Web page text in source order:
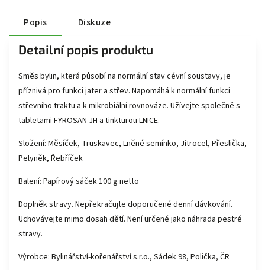
Popis Diskuze
Detailní popis produktu
Směs bylin, která působí na normální stav cévní soustavy, je
příznivá pro funkci jater a střev. Napomáhá k normální funkci
střevního traktu a k mikrobiální rovnováze. Užívejte společně s
tabletami FYROSAN JH a tinkturou LNICE.
Složení: Měsíček, Truskavec, Lněné semínko, Jitrocel, Přeslička,
Pelyněk, Řebříček
Balení: Papírový sáček 100 g netto
Doplněk stravy. Nepřekračujte doporučené denní dávkování.
Uchovávejte mimo dosah dětí. Není určené jako náhrada pestré
stravy.
Výrobce: Bylinářství-kořenářství s.r.o., Sádek 98, Polička, ČR